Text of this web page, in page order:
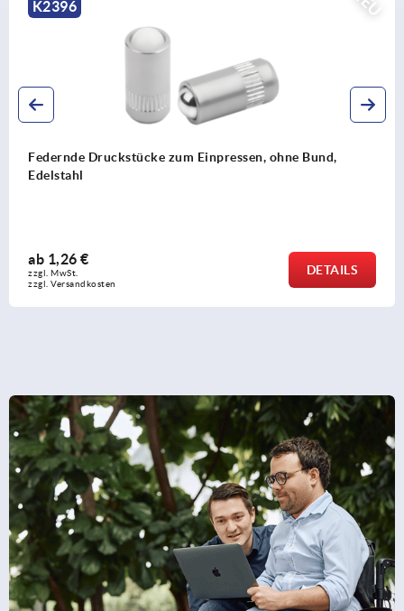
K2395
Federnde Druckstücke zum Einpressen, ohne Bund, Stahl
ab1,00 €
zzgl. MwSt.
zzgl. Versandkosten
DETAILS